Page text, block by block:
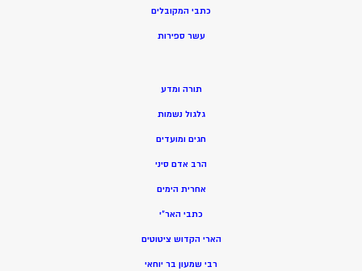
כתבי המקובלים
עשר ספירות
תורה ומדע
גלגול נשמות
חגים ומועדים
הרב אדם סיני
אחרית הימים
כתבי האר”י
הארי הקדוש ציטוטים
רבי שמעון בר יוחאי